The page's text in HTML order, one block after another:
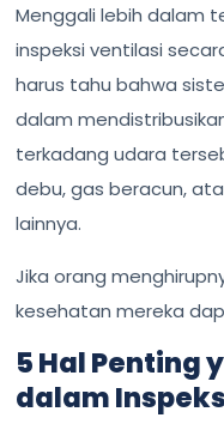
Menggali lebih dalam
inspeksi ventilasi
harus tahu bahwa
dalam
terkadang udara
debu, gas beracun,
lainnya.
Jika orang
kesehatan mereka
5 Hal Penting
dalam